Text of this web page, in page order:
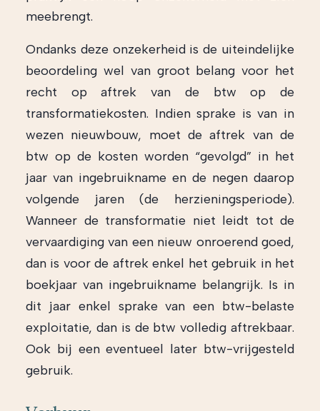
meebrengt.
Ondanks deze onzekerheid is de uiteindelijke
beoordeling wel van groot belang voor het
recht op aftrek van de btw op de
transformatiekosten. Indien sprake is van in
wezen nieuwbouw, moet de aftrek van de
btw op de kosten worden “gevolgd” in het
jaar van ingebruikname en de negen daarop
volgende jaren (de herzieningsperiode).
Wanneer de transformatie niet leidt tot de
vervaardiging van een nieuw onroerend goed,
dan is voor de aftrek enkel het gebruik in het
boekjaar van ingebruikname belangrijk. Is in
dit jaar enkel sprake van een btw-belaste
exploitatie, dan is de btw volledig aftrekbaar.
Ook bij een eventueel later btw-vrijgesteld
gebruik.